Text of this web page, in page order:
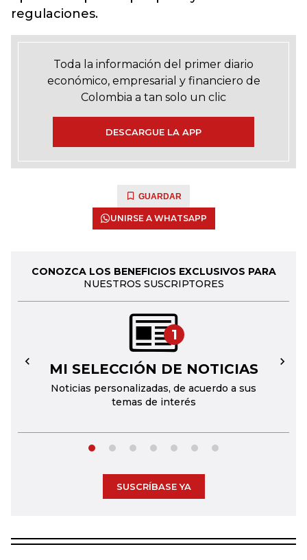
regulaciones.
Toda la información del primer diario
económico, empresarial y financiero de
Colombia a tan solo un clic
DESCARGUE LA APP
GUARDAR
UNIRSE A WHATSAPP
CONOZCA LOS BENEFICIOS EXCLUSIVOS PARA
NUESTROS SUSCRIPTORES
1
MI SELECCIÓN DE NOTICIAS
Noticias personalizadas, de acuerdo a sus
temas de interés
← →
SUSCRÍBASE YA